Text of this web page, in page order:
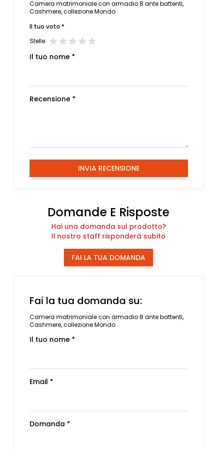
Camera matrimoniale con armadio 8 ante battenti,
Cashmere, collezione Mondo
Il tuo voto *
Stelle:
Il tuo nome *
Recensione *
INVIA RECENSIONE
Domande E Risposte
Hai una domanda sul prodotto?
Il nostro staff risponderà subito
FAI LA TUA DOMANDA
Fai la tua domanda su:
Camera matrimoniale con armadio 8 ante battenti,
Cashmere, collezione Mondo
Il tuo nome *
Email *
Domanda *